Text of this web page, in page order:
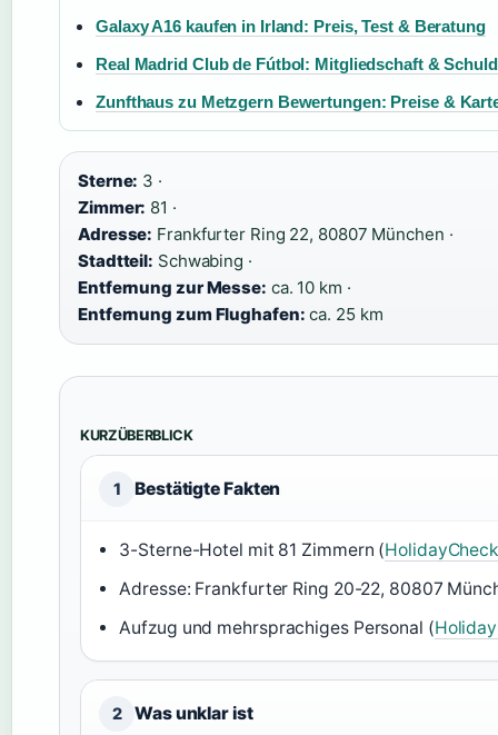
Galaxy A16 kaufen in Irland: Preis, Test & Beratung
Real Madrid Club de Fútbol: Mitgliedschaft &
Zunfthaus zu Metzgern Bewertungen: Preise &
Sterne: 3 ·
Zimmer: 81 ·
Adresse: Frankfurter Ring 22, 80807 München ·
Stadtteil: Schwabing ·
Entfernung zur Messe: ca. 10 km ·
Entfernung zum Flughafen: ca. 25 km
KURZÜBERBLICK
1 Bestätigte Fakten
3-Sterne-Hotel mit 81 Zimmern (
Adresse: Frankfurter Ring 20-22, 80807
Aufzug und mehrsprachiges Personal (
2 Was unklar ist